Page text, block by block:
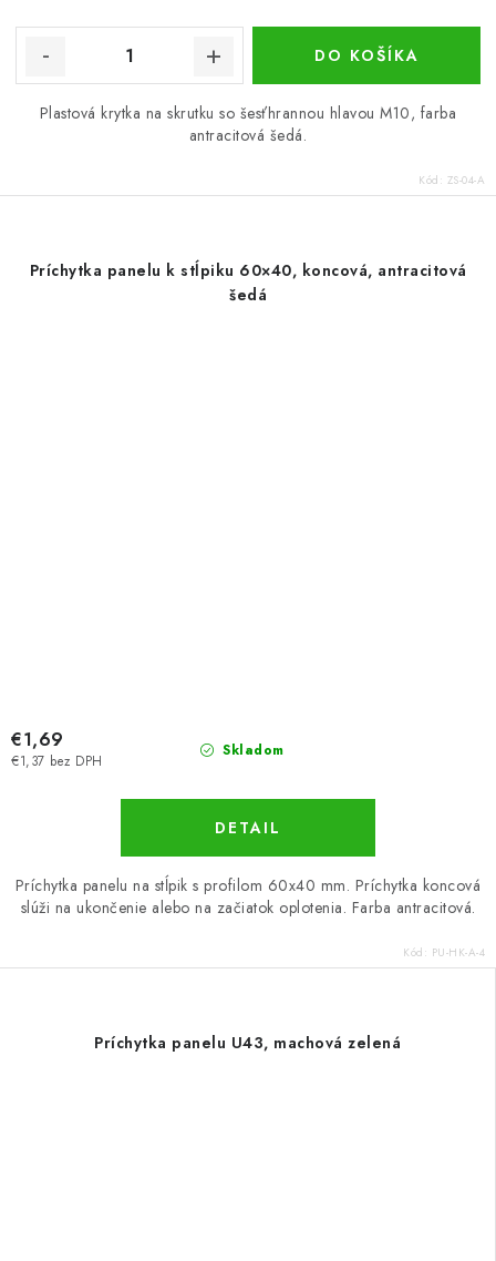
DO KOŠÍKA
Plastová krytka na skrutku so šesťhrannou hlavou M10, farba
antracitová šedá.
Kód: ZS-04-A
Príchytka panelu k stĺpiku 60×40, koncová, antracitová
šedá
Skladom
€1,37 bez DPH
€1,69
DETAIL
Príchytka panelu na stĺpik s profilom 60x40 mm. Príchytka koncová
slúži na ukončenie alebo na začiatok oplotenia. Farba antracitová.
Kód: PU-HK-A-4
Príchytka panelu U43, machová zelená